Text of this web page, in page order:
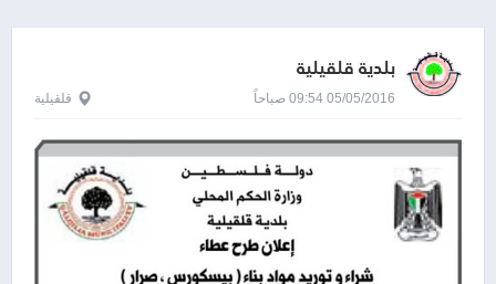
بلدية قلقيلية
05/05/2016 09:54 صباحاً قلقيلية